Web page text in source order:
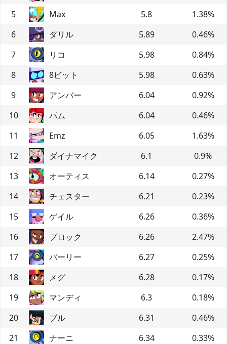
5
Max 5.8 1.38%
6
ダリル 5.89 0.46%
7
リコ 5.98 0.84%
8
8ビット 5.98 0.63%
9
アンバー 6.04 0.92%
10
パム 6.04 0.46%
11
Emz 6.05 1.63%
12
ダイナマイク 6.1 0.9%
13
オーティス 6.14 0.27%
14
チェスター 6.21 0.23%
15
ゲイル 6.26 0.36%
16
プロック 6.26 2.47%
17
バーリー 6.27 0.25%
18
メグ 6.28 0.17%
19
マンディ 6.3 0.18%
20
ブル 6.31 0.46%
21
ナーニ 6.34 0.33%